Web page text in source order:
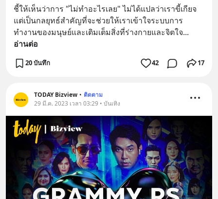
ชี้ให้เห็นว่าการ "ไม่ทำอะไรเลย" ไม่ได้แปลว่าเราขี้เกียจ
แต่เป็นกลยุทธ์สำคัญที่จะช่วยให้เราเข้าใจระบบการ
ทำงานของมนุษย์และเติมเต็มสิ่งที่ร่างกายและจิตใจ
อ่านต่อ
20 บันทึก 42 17
TODAY Bizview • ติดตาม
29 มี.ค. 2023 เวลา 03:29 • บันเทิง